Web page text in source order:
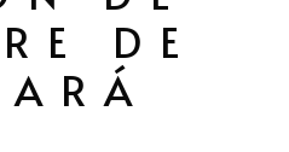
DE